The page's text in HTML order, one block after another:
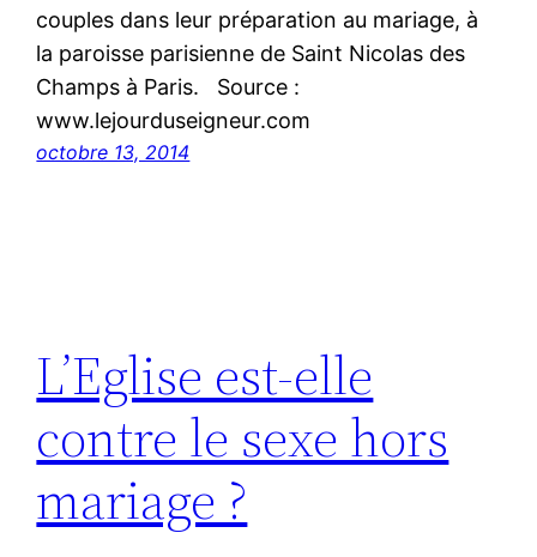
couples dans leur préparation au mariage, à
la paroisse parisienne de Saint Nicolas des
Champs à Paris. Source :
www.lejourduseigneur.com
octobre 13, 2014
L’Eglise est-elle
contre le sexe hors
mariage ?